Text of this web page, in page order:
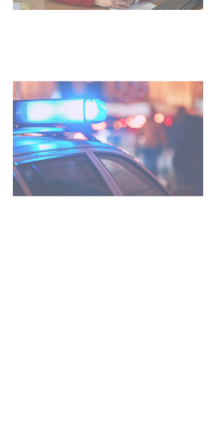
Facultad de Artes llega a
Clases de Muai Thai en
Charrúa
03-08-2026
Turismo accesible para
con discapacidad y adultos
mayores
03-08-2026
NOTICIAS